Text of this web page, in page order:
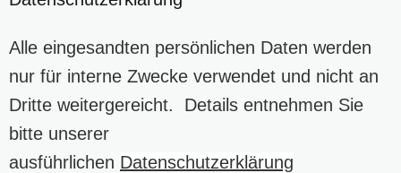
Alle eingesandten persönlichen Daten werden
nur für interne Zwecke verwendet und nicht an
Dritte weitergereicht. Details entnehmen Sie
bitte unserer
ausführlichen Datenschutzerklärung